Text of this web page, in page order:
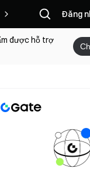
Đăng
được hỗ trợ